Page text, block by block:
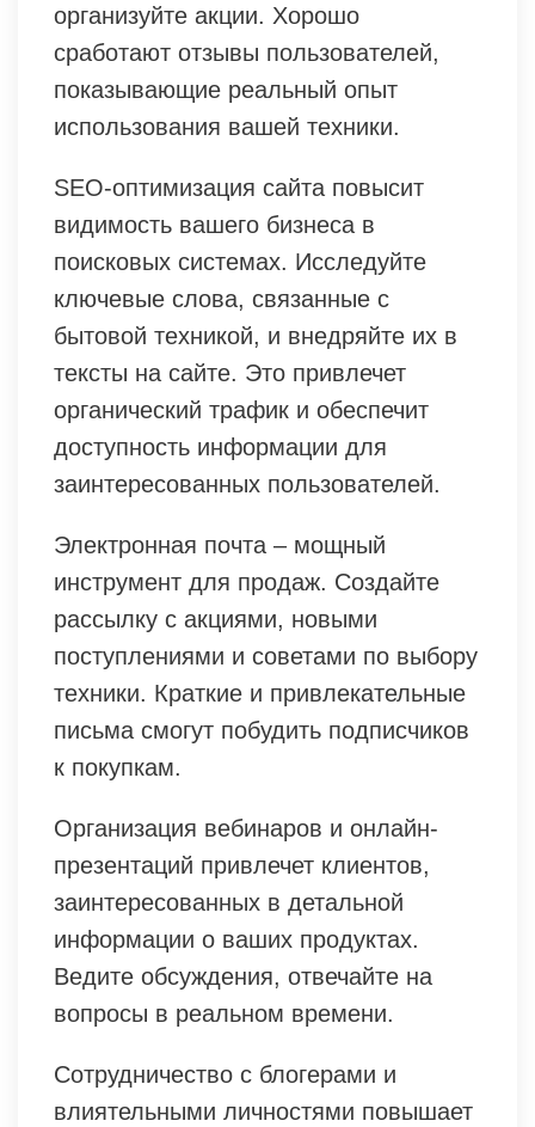
организуйте акции. Хорошо
сработают отзывы пользователей,
показывающие реальный опыт
использования вашей техники.
SEO-оптимизация сайта повысит
видимость вашего бизнеса в
поисковых системах. Исследуйте
ключевые слова, связанные с
бытовой техникой, и внедряйте их в
тексты на сайте. Это привлечет
органический трафик и обеспечит
доступность информации для
заинтересованных пользователей.
Электронная почта – мощный
инструмент для продаж. Создайте
рассылку с акциями, новыми
поступлениями и советами по выбору
техники. Краткие и привлекательные
письма смогут побудить подписчиков
к покупкам.
Организация вебинаров и онлайн-
презентаций привлечет клиентов,
заинтересованных в детальной
информации о ваших продуктах.
Ведите обсуждения, отвечайте на
вопросы в реальном времени.
Сотрудничество с блогерами и
влиятельными личностями повышает